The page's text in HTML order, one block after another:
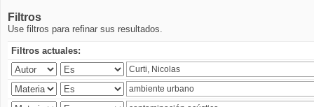
Filtros
Use filtros para refinar sus resultados.
Filtros actuales: